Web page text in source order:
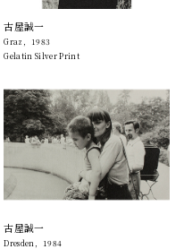
古屋誠一
Graz，1983
Gelatin Silver Print
古屋誠一
Dresden，1984